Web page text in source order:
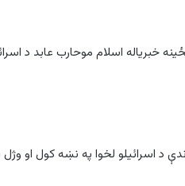
خبریاله اسلام موحارب عابد د
د اسرائیلو لخوا په نښه کول او